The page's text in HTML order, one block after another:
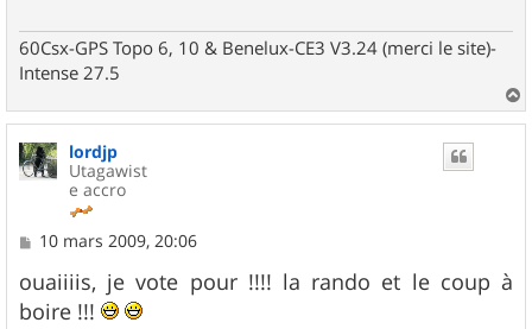
60Csx-GPS Topo 6, 10 & Benelux-CE3 V3.24 (merci le site)-
Intense 27.5
a
lordjp
Utagawist
e accro
M
s
s
a
10 mars 2009, 20:06
ouaiiiis, je vote pour !!!! la rando et le coup à
boire !!!